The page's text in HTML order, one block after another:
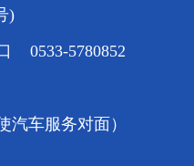
)
0533-5780852
汽车服务对面）